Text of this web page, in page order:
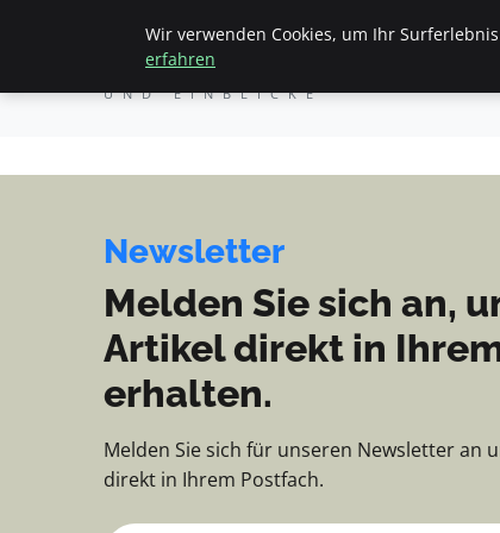
Apemania Shop -
Apemania Shop
NACHRICHTEN, TIPPS
UND EINBLICKE
Newsletter
Melden Sie sich an,
Artikel direkt in
erhalten.
Melden Sie sich für unseren Newsletter an
direkt in Ihrem Postfach.
Wir verwenden Cookies, um Ihr
erfahren